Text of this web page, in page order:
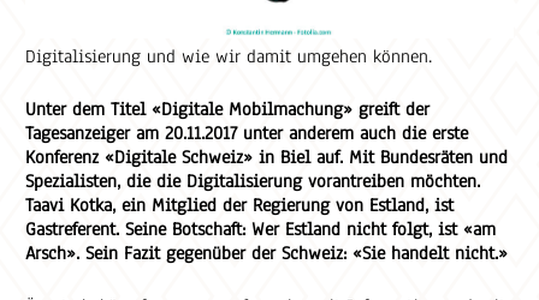
Digitalisierung und wie wir damit umgehen können.
Unter dem Titel «Digitale Mobilmachung» greift der
Tagesanzeiger am 20.11.2017 unter anderem auch die erste
Konferenz «Digitale Schweiz» in Biel auf. Mit Bundesräten und
Spezialisten, die die Digitalisierung vorantreiben möchten.
Taavi Kotka, ein Mitglied der Regierung von Estland, ist
Gastreferent. Seine Botschaft: Wer Estland nicht folgt, ist «am
Arsch». Sein Fazit gegenüber der Schweiz: «Sie handelt nicht.»